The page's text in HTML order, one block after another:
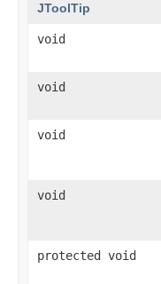
JToolTip
void
void
void
void
protected void